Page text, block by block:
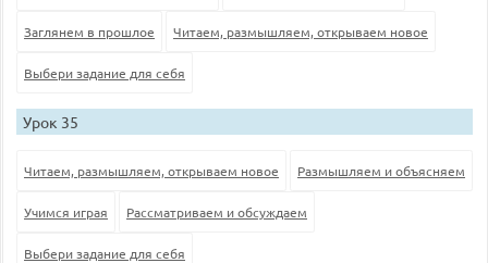
Заглянем в прошлое Читаем, размышляем, открываем новое
Выбери задание для себя
Урок 35
Читаем, размышляем, открываем новое Размышляем и объясняем
Учимся играя Рассматриваем и обсуждаем
Выбери задание для себя